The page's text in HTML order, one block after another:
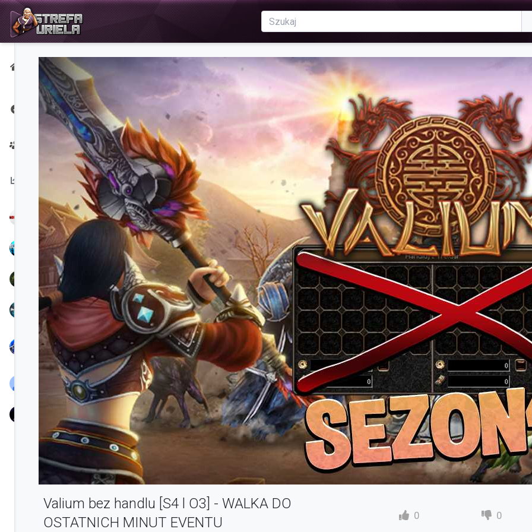
Strona
główna
Strona na
Facebooku
NoPerfect
Bubbex
TreamProduction
KSIONRZE
Nayl
Chunjo
BlassYaaTV
Valium bez handlu [S4 l O3] - WALKA DO
OSTATNICH MINUT EVENTU
0 0